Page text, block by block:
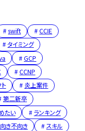
swift
CCIE
タイミング
GCP
CCNP
炎上案件
第二新卒
たい
ランキング
き不向き
スキル